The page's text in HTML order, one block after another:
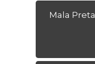
Mala Preta